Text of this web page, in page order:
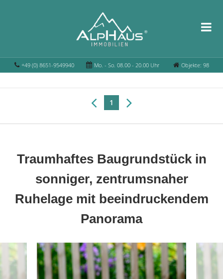
+49 (0) 8651-9549940 Mo. - So. 08.00 - 20.00 Uhr Objekte: 98
1
Traumhaftes Baugrundstück in
sonniger, zentrumsnaher
Ruhelage mit beeindruckendem
Panorama